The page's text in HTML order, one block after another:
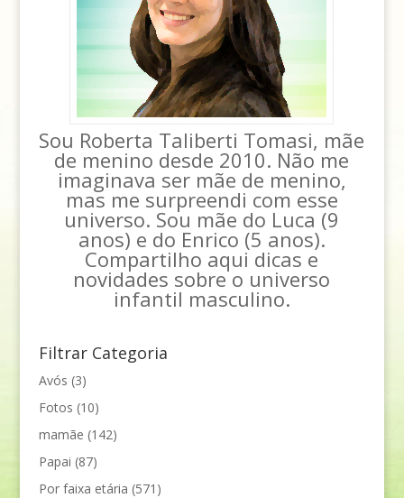
Sou Roberta Taliberti Tomasi, mãe
de menino desde 2010. Não me
imaginava ser mãe de menino,
mas me surpreendi com esse
universo. Sou mãe do Luca (9
anos) e do Enrico (5 anos).
Compartilho aqui dicas e
novidades sobre o universo
infantil masculino.
Filtrar Categoria
Avós (3)
Fotos (10)
mamãe (142)
Papai (87)
Por faixa etária (571)